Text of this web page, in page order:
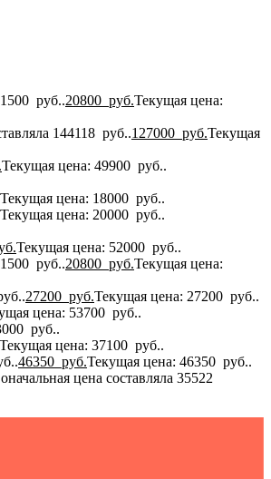
руб..20800 руб.Текущая цена:
144118 руб..127000 руб.Текущая
Текущая цена: 49900 руб..
Текущая цена: 18000 руб..
Текущая цена: 20000 руб..
Текущая цена: 52000 руб..
руб..20800 руб.Текущая цена:
27200 руб.Текущая цена: 27200 руб..
цена: 53700 руб..
руб..
Текущая цена: 37100 руб..
46350 руб.Текущая цена: 46350 руб..
цена составляла 35522